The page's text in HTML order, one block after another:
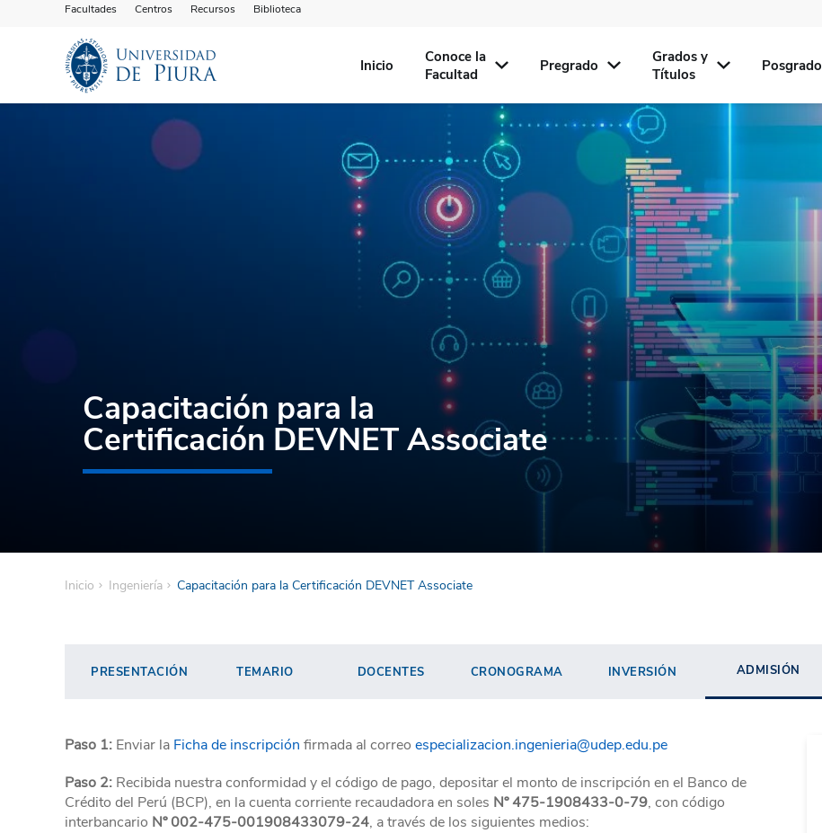
Facultades Centros Recursos Biblioteca
Inicio
Conoce la
Facultad
Pregrado
Grados y
Títulos
Posgrado
Capacitación para la
Certificación DEVNET Associate
Inicio Ingeniería Capacitación para la Certificación DEVNET Associate
PRESENTACIÓN TEMARIO DOCENTES CRONOGRAMA INVERSIÓN ADMISIÓN
Paso 1: Enviar la Ficha de inscripción firmada al correo especializacion.ingenieria@udep.edu.pe
Paso 2: Recibida nuestra conformidad y el código de pago, depositar el monto de inscripción en el Banco de
Crédito del Perú (BCP), en la cuenta corriente recaudadora en soles Nº 475-1908433-0-79, con código
interbancario Nº 002-475-001908433079-24, a través de los siguientes medios: